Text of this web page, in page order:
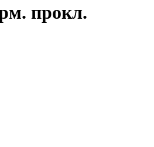
прокл.